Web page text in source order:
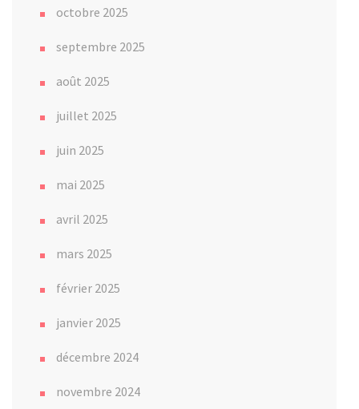
octobre 2025
septembre 2025
août 2025
juillet 2025
juin 2025
mai 2025
avril 2025
mars 2025
février 2025
janvier 2025
décembre 2024
novembre 2024